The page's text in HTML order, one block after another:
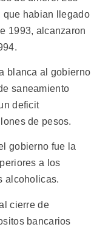
que habian llegado
1993, alcanzaron
blanca al gobierno
saneamiento
deficit
de pesos.
gobierno fue la
a los
alcoholicas.
cierre de
bancarios